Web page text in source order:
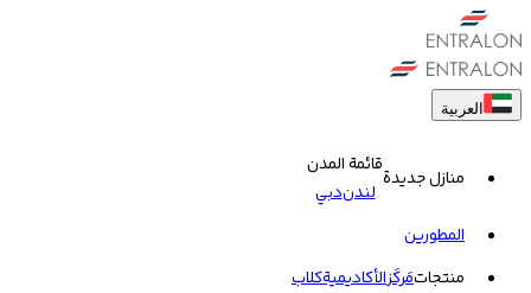
العربية
منازل جديدة
قائمة المدن
لندندبي
المطورين
منتجاتمَركَزالأكاديميةکلاب